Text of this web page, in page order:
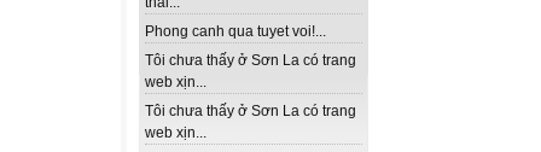
Phong canh qua tuyet voi!...
Tôi chưa thấy ở Sơn La có trang
web xịn...
Tôi chưa thấy ở Sơn La có trang
web xịn...